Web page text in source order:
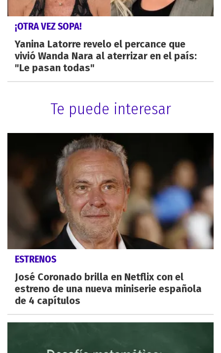
¡OTRA VEZ SOPA!
Yanina Latorre revelo el percance que
vivió Wanda Nara al aterrizar en el país:
"Le pasan todas"
Te puede interesar
ESTRENOS
José Coronado brilla en Netflix con el
estreno de una nueva miniserie española
de 4 capítulos